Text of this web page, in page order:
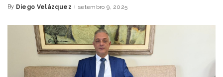
Posted
By Diego Velázquez setembro 9, 2025